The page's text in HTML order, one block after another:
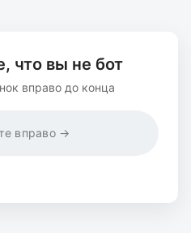
что вы не бот
вправо до конца
вправо →